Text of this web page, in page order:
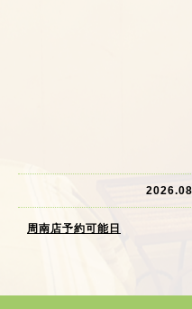
周南店予約可能日